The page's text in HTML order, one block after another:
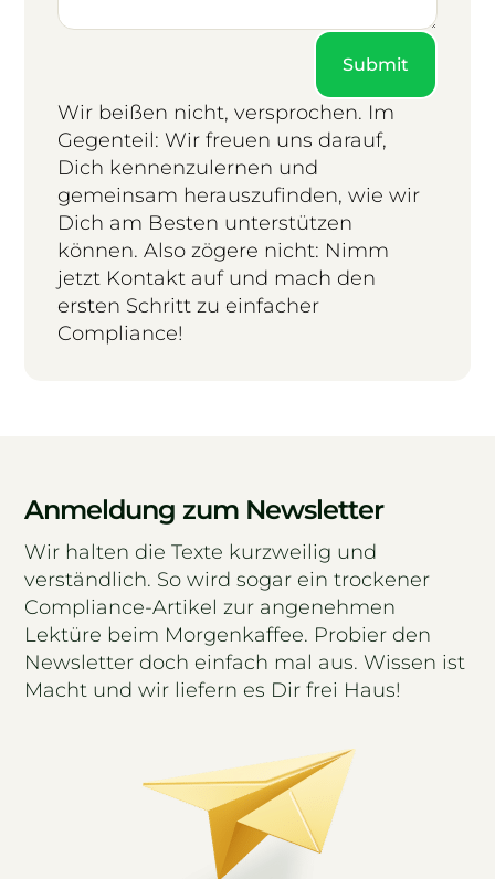
Submit
Wir beißen nicht, versprochen. Im
Gegenteil: Wir freuen uns darauf,
Dich kennenzulernen und
gemeinsam herauszufinden, wie wir
Dich am Besten unterstützen
können. Also zögere nicht: Nimm
jetzt Kontakt auf und mach den
ersten Schritt zu einfacher
Compliance!
Anmeldung zum Newsletter
Wir halten die Texte kurzweilig und
verständlich. So wird sogar ein trockener
Compliance-Artikel zur angenehmen
Lektüre beim Morgenkaffee. Probier den
Newsletter doch einfach mal aus. Wissen ist
Macht und wir liefern es Dir frei Haus!